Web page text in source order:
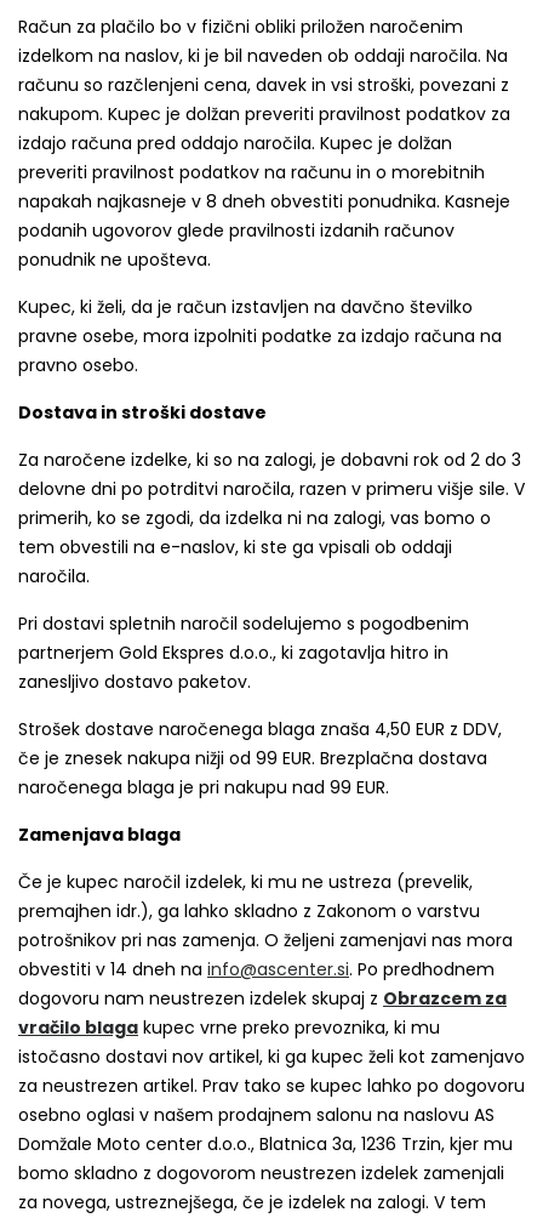
Račun za plačilo bo v fizični obliki priložen naročenim
izdelkom na naslov, ki je bil naveden ob oddaji naročila. Na
računu so razčlenjeni cena, davek in vsi stroški, povezani z
nakupom. Kupec je dolžan preveriti pravilnost podatkov za
izdajo računa pred oddajo naročila. Kupec je dolžan
preveriti pravilnost podatkov na računu in o morebitnih
napakah najkasneje v 8 dneh obvestiti ponudnika. Kasneje
podanih ugovorov glede pravilnosti izdanih računov
ponudnik ne upošteva.
Kupec, ki želi, da je račun izstavljen na davčno številko
pravne osebe, mora izpolniti podatke za izdajo računa na
pravno osebo.
Dostava in stroški dostave
Za naročene izdelke, ki so na zalogi, je dobavni rok od 2 do 3
delovne dni po potrditvi naročila, razen v primeru višje sile. V
primerih, ko se zgodi, da izdelka ni na zalogi, vas bomo o
tem obvestili na e-naslov, ki ste ga vpisali ob oddaji
naročila.
Pri dostavi spletnih naročil sodelujemo s pogodbenim
partnerjem Gold Ekspres d.o.o., ki zagotavlja hitro in
zanesljivo dostavo paketov.
Strošek dostave naročenega blaga znaša 4,50 EUR z DDV,
če je znesek nakupa nižji od 99 EUR. Brezplačna dostava
naročenega blaga je pri nakupu nad 99 EUR.
Zamenjava blaga
Če je kupec naročil izdelek, ki mu ne ustreza (prevelik,
premajhen idr.), ga lahko skladno z Zakonom o varstvu
potrošnikov pri nas zamenja. O željeni zamenjavi nas mora
obvestiti v 14 dneh na info@ascenter.si. Po predhodnem
dogovoru nam neustrezen izdelek skupaj z Obrazcem za
vračilo blaga kupec vrne preko prevoznika, ki mu
istočasno dostavi nov artikel, ki ga kupec želi kot zamenjavo
za neustrezen artikel. Prav tako se kupec lahko po dogovoru
osebno oglasi v našem prodajnem salonu na naslovu AS
Domžale Moto center d.o.o., Blatnica 3a, 1236 Trzin, kjer mu
bomo skladno z dogovorom neustrezen izdelek zamenjali
za novega, ustreznejšega, če je izdelek na zalogi. V tem